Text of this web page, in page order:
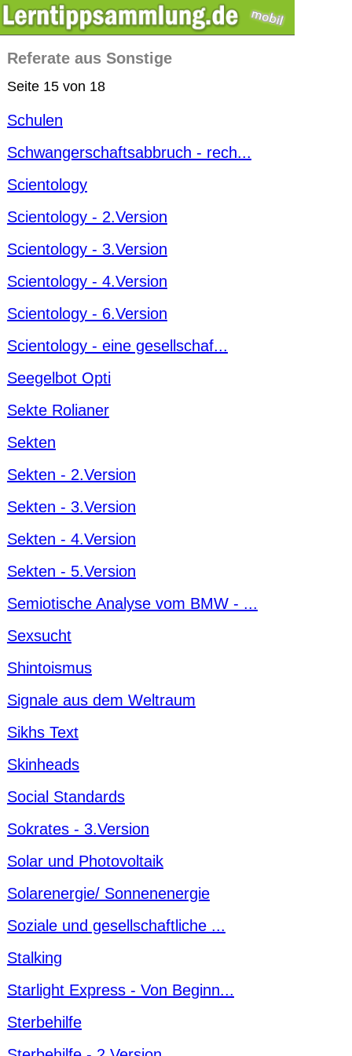
Referate aus Sonstige
Seite 15 von 18
Schulen
Schwangerschaftsabbruch - rech...
Scientology
Scientology - 2.Version
Scientology - 3.Version
Scientology - 4.Version
Scientology - 6.Version
Scientology - eine gesellschaf...
Seegelbot Opti
Sekte Rolianer
Sekten
Sekten - 2.Version
Sekten - 3.Version
Sekten - 4.Version
Sekten - 5.Version
Semiotische Analyse vom BMW - ...
Sexsucht
Shintoismus
Signale aus dem Weltraum
Sikhs Text
Skinheads
Social Standards
Sokrates - 3.Version
Solar und Photovoltaik
Solarenergie/ Sonnenenergie
Soziale und gesellschaftliche ...
Stalking
Starlight Express - Von Beginn...
Sterbehilfe